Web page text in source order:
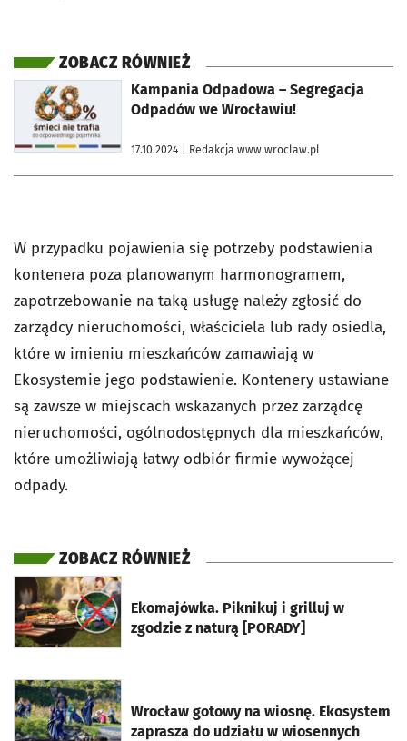
ZOBACZ RÓWNIEŻ
Kampania Odpadowa – Segregacja
Odpadów we Wrocławiu!
17.10.2024 | Redakcja www.wroclaw.pl
otworzy się w nowej karcie
W przypadku pojawienia się potrzeby podstawienia
kontenera poza planowanym harmonogramem,
zapotrzebowanie na taką usługę należy zgłosić do
zarządcy nieruchomości, właściciela lub rady osiedla,
które w imieniu mieszkańców zamawiają w
Ekosystemie jego podstawienie. Kontenery ustawiane
są zawsze w miejscach wskazanych przez zarządcę
nieruchomości, ogólnodostępnych dla mieszkańców,
które umożliwiają łatwy odbiór firmie wywożącej
odpady.
ZOBACZ RÓWNIEŻ
Ekomajówka. Piknikuj i grilluj w
zgodzie z naturą [PORADY]
otworzy się w nowej karcie
Wrocław gotowy na wiosnę. Ekosystem
zaprasza do udziału w wiosennych
otworzy się w nowej karcie